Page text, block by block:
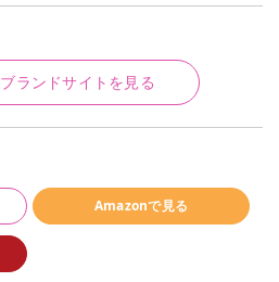
ブランドサイトを見る
Amazonで見る